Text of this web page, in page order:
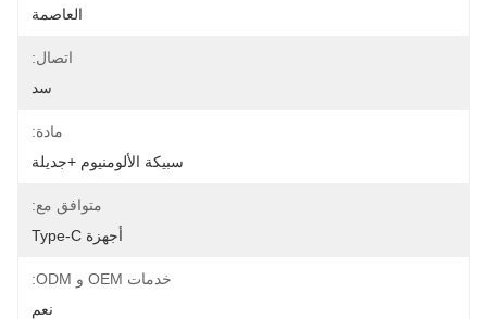
العاصمة
اتصال:
سد
مادة:
سبيكة الألومنيوم +جديلة
متوافق مع:
أجهزة Type-C
خدمات OEM و ODM:
نعم